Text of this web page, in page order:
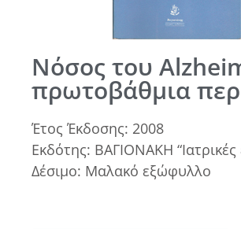
Νόσος του
πρωτοβάθμια
Έτος Έκδοσης: 2008
Εκδότης: ΒΑΓΙΟΝΑΚΗ “Ιατρικές
Δέσιμο: Μαλακό εξώφυλλο